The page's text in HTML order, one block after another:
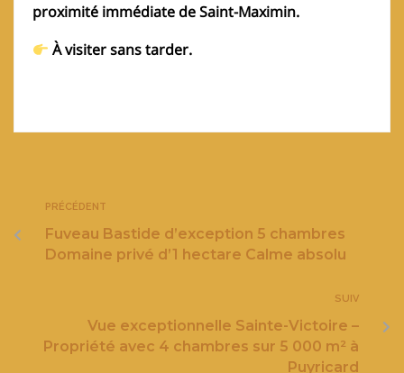
proximité immédiate de Saint-Maximin.
À visiter sans tarder.
PRÉCÉDENT
Fuveau Bastide d’exception 5 chambres
Domaine privé d’1 hectare Calme absolu
SUIV
Vue exceptionnelle Sainte-Victoire –
Propriété avec 4 chambres sur 5 000 m² à
Puyricard